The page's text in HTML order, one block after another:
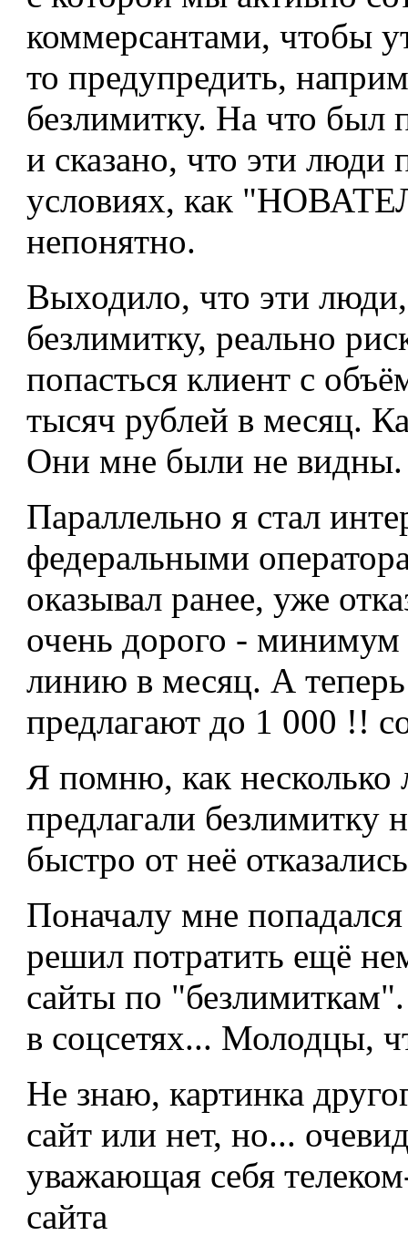
коммерсантами, чтобы
то предупредить,
безлимитку. На что был
и сказано, что эти
условиях, как
непонятно.
Выходило, что эти люди,
безлимитку, реально
попасться клиент с
тысяч рублей в месяц.
Они мне были не видны.
Параллельно я стал
федеральными
оказывал ранее, уже
очень дорого - минимум
линию в месяц. А
предлагают до 1 000 !!
Я помню, как несколько
предлагали безлимитку
быстро от неё
Поначалу мне
решил потратить ещё
сайты по
в соцсетях... Молодцы,
Не знаю, картинка
сайт или нет, но...
уважающая себя
сайта